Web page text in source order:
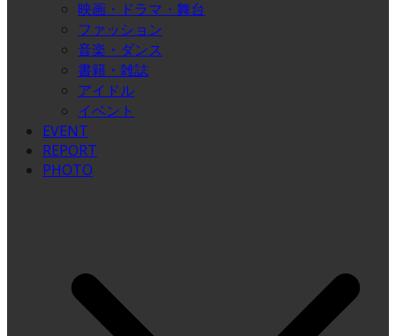
映画・ドラマ・舞台
ファッション
音楽・ダンス
書籍・雑誌
アイドル
イベント
EVENT
REPORT
PHOTO